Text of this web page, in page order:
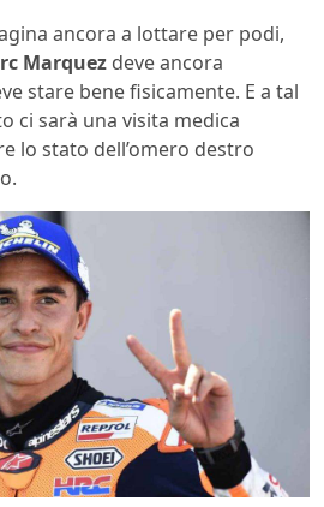
ancora a lottare per podi,
Marquez deve ancora
stare bene fisicamente. E a tal
ci sarà una visita medica
lo stato dell’omero destro